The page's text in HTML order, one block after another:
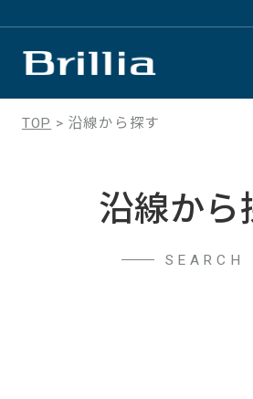
TOP 沿線から探す
沿線から
SEARCH